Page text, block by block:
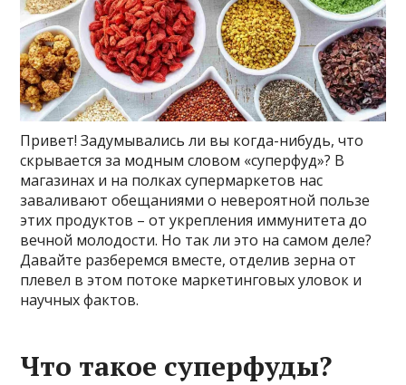
Привет! Задумывались ли вы когда-нибудь, что
скрывается за модным словом «суперфуд»? В
магазинах и на полках супермаркетов нас
заваливают обещаниями о невероятной пользе
этих продуктов – от укрепления иммунитета до
вечной молодости. Но так ли это на самом деле?
Давайте разберемся вместе, отделив зерна от
плевел в этом потоке маркетинговых уловок и
научных фактов.
Что такое суперфуды?